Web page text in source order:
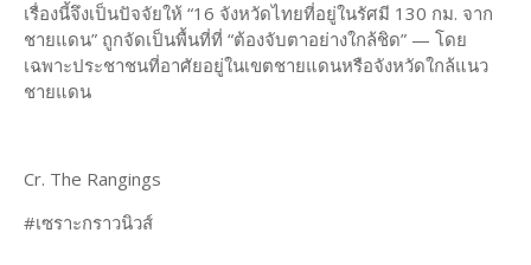
เรื่องนี้จึงเป็นปัจจัยให้ “16 จังหวัดไทยที่อยู่ในรัศมี 130 กม. จาก
ชายแดน” ถูกจัดเป็นพื้นที่ที่ “ต้องจับตาอย่างใกล้ชิด” — โดย
เฉพาะประชาชนที่อาศัยอยู่ในเขตชายแดนหรือจังหวัดใกล้แนว
ชายแดน
Cr. The Rangings
#เซราะกราวนิวส์